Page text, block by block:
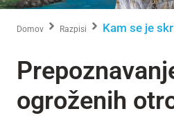
Domov Razpisi Kam se je
ogroženih